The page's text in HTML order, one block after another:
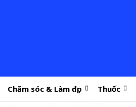
Chăm sóc & Làm đẹp Thuốc